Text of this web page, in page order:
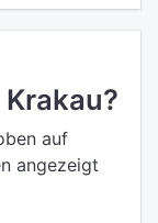
auf
angezeigt